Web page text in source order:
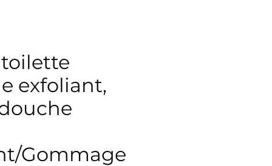
exfoliant,
Gommage